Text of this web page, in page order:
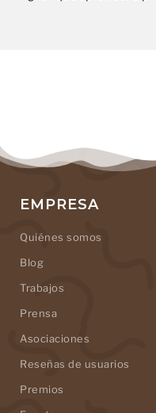
EMPRESA
Quiénes somos
Blog
Trabajos
Prensa
Asociaciones
Reseñas de usuarios
Premios